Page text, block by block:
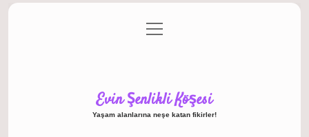
Gizlilik Politikası
menüyü
aç
Evin Şenlikli Köşesi
Yaşam alanlarına neşe katan fikirler!